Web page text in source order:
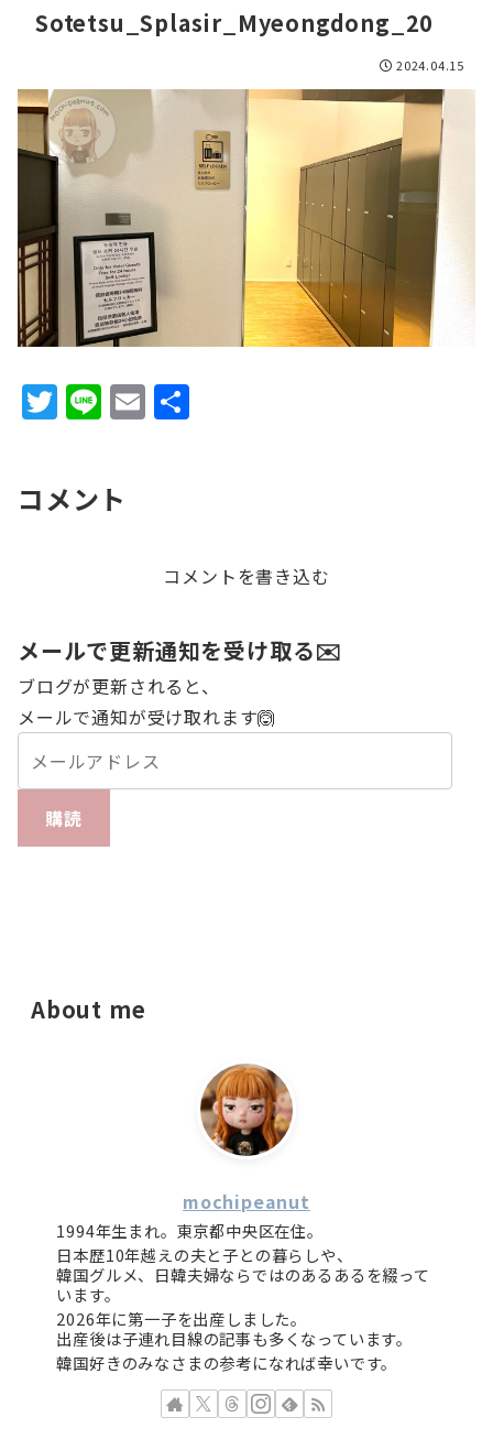
Sotetsu_Splasir_Myeongdong_20
2024.04.15
T
w
te
Li
n
E
m
コメント
コメントを書き込む
メールで更新通知を受け取る✉️
ブログが更新されると、
メールで通知が受け取れます🙆
購読
About me
mochipeanut
1994年生まれ。東京都中央区在住。
日本歴10年越えの夫と子との暮らしや、
韓国グルメ、日韓夫婦ならではのあるあるを綴って
います。
2026年に第一子を出産しました。
出産後は子連れ目線の記事も多くなっています。
韓国好きのみなさまの参考になれば幸いです。